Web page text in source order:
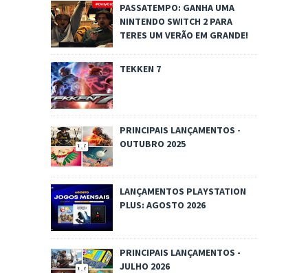
PASSATEMPO: GANHA UMA
NINTENDO SWITCH 2 PARA
TERES UM VERÃO EM GRANDE!
TEKKEN 7
PRINCIPAIS LANÇAMENTOS -
OUTUBRO 2025
LANÇAMENTOS PLAYSTATION
PLUS: AGOSTO 2026
PRINCIPAIS LANÇAMENTOS -
JULHO 2026